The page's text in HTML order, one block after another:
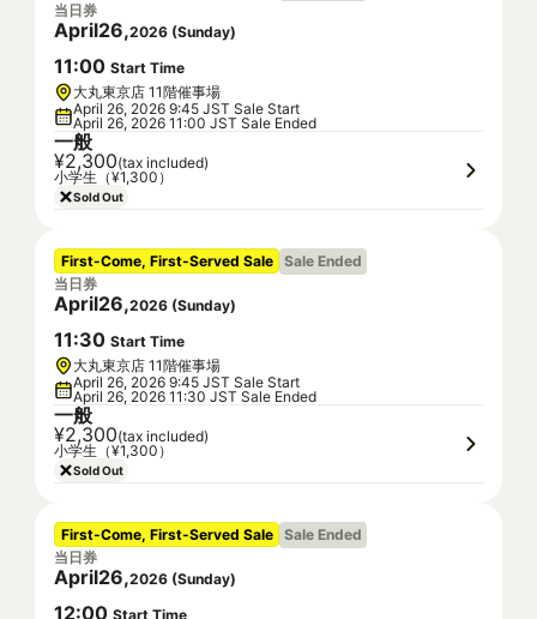
当日券
April26,2026 (Sunday)
11:00 Start Time
大丸東京店 11階催事場
April 26, 2026 9:45 JST Sale Start
April 26, 2026 11:00 JST Sale Ended
一般
¥2,300(tax included)
小学生（¥1,300）
Sold Out
First-Come, First-Served Sale Sale Ended
当日券
April26,2026 (Sunday)
11:30 Start Time
大丸東京店 11階催事場
April 26, 2026 9:45 JST Sale Start
April 26, 2026 11:30 JST Sale Ended
一般
¥2,300(tax included)
小学生（¥1,300）
Sold Out
First-Come, First-Served Sale Sale Ended
当日券
April26,2026 (Sunday)
12:00 Start Time